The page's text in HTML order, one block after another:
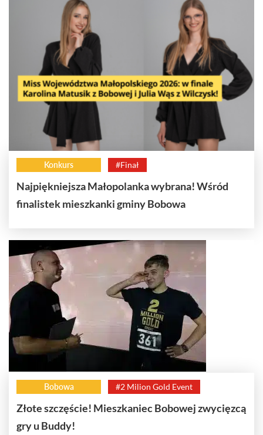
Konkurs #Finał
Najpiękniejsza Małopolanka wybrana! Wśród
finalistek mieszkanki gminy Bobowa
Bobowa #2 Milion Gold Event
Złote szczęście! Mieszkaniec Bobowej zwycięzcą
gry u Buddy!